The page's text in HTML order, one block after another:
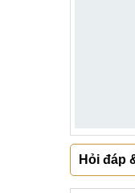
Hỏi đáp